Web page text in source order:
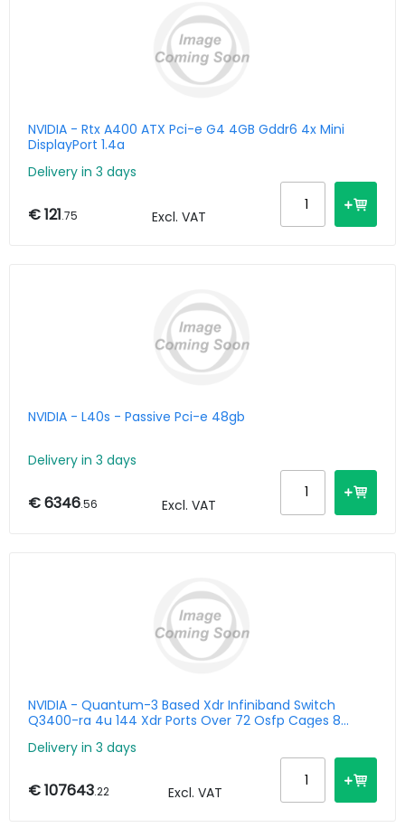
NVIDIA - Rtx A400 ATX Pci-e G4 4GB Gddr6 4x Mini
DisplayPort 1.4a
Delivery in 3 days
€ 121.75 Excl. VAT
NVIDIA - L40s - Passive Pci-e 48gb
Delivery in 3 days
€ 6346.56 Excl. VAT
NVIDIA - Quantum-3 Based Xdr Infiniband Switch
Q3400-ra 4u 144 Xdr Ports Over 72 Osfp Cages 8
Rail Kit
Delivery in 3 days
€ 107643.22 Excl. VAT